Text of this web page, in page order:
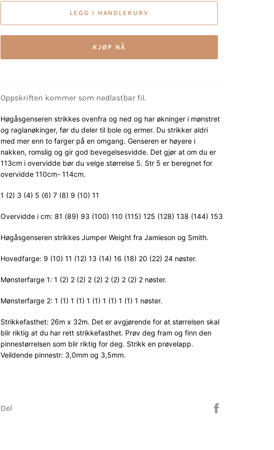
LEGG I HANDLEKURV
KJØP NÅ
Oppskriften kommer som nedlastbar fil.
Høgåsgenseren strikkes ovenfra og ned og har økninger i mønstret
og raglanøkinger, før du deler til bole og ermer. Du strikker aldri
med mer enn to farger på en omgang. Genseren er høyere i
nakken, romslig og gir god bevegelsesvidde. Det gjør at om du er
113cm i overvidde bør du velge størrelse 5. Str 5 er beregnet for
overvidde 110cm- 114cm.
1 (2) 3 (4) 5 (6) 7 (8) 9 (10) 11
Overvidde i cm: 81 (89) 93 (100) 110 (115) 125 (128) 138 (144) 153
Høgåsgenseren strikkes Jumper Weight fra Jamieson og Smith.
Hovedfarge: 9 (10) 11 (12) 13 (14) 16 (18) 20 (22) 24 nøster.
Mønsterfarge 1: 1 (2) 2 (2) 2 (2) 2 (2) 2 (2) 2 nøster.
Mønsterfarge 2: 1 (1) 1 (1) 1 (1) 1 (1) 1 (1) 1 nøster.
Strikkefasthet: 26m x 32m. Det er avgjørende for at størrelsen skal
blir riktig at du har rett strikkefasthet. Prøv deg fram og finn den
pinnestørrelsen som blir riktig for deg. Strikk en prøvelapp.
Veildende pinnestr: 3,0mm og 3,5mm.
Del